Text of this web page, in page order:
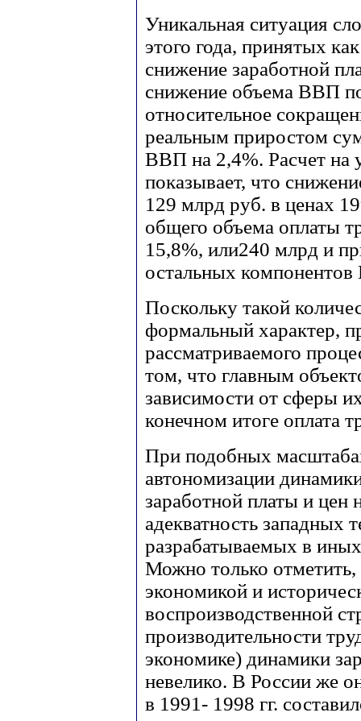
Уникальная ситуация
этого года, принятых
снижение заработной
снижение объема ВВП
относительное
реальным приростом
ВВП на 2,4%. Расчет на
показывает, что
129 млрд руб. в ценах
общего объема оплаты
15,8%, или240 млрд и
остальных
Поскольку такой
формальный характер,
рассматриваемого
том, что главным
зависимости от сферы
конечном итоге оплата
При подобных
автономизации
заработной платы и цен
адекватность западных
разрабатываемых в
Можно только
экономикой и
воспроизводственной
производительности
экономике) динамики
невелико. В России же
в 1991- 1998 гг.